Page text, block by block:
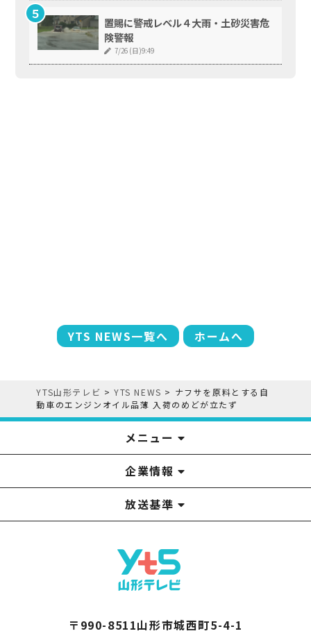
置賜に警戒レベル４大雨・土砂災害危
険警報
7/26 (日)9:49
YTS NEWS一覧へ ホームへ
YTS山形テレビ >YTS NEWS > ナフサを原料とする自
動車のエンジンオイル品薄 入荷のめどが立たず
メニュー
YTSニュース
番組
アナウンサー
プレゼント
イベント
みるるん星人
YTS見学ツアー
番組表
お問い合わせ
企業情報
企業情報
役員構成
YTS山形テレビ SDGs 宣言
採用情報
山形テレビ人権方針
山形テレビ国民保護業務計画提出文
個人情報基本方針
情報セキュリティ基本方針
視聴データの取扱いについて
系列局一覧
中継局一覧
放送基準
〒990-8511山形市城西町5-4-1